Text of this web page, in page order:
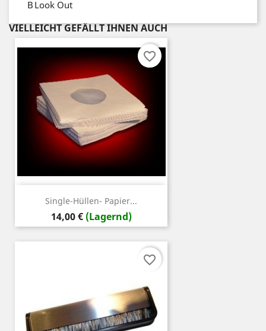
B Look Out
VIELLEICHT GEFÄLLT IHNEN AUCH
Single-Hüllen- Papier...
Preis
14,00 € (Lagernd)
favorite_border
favorite_border